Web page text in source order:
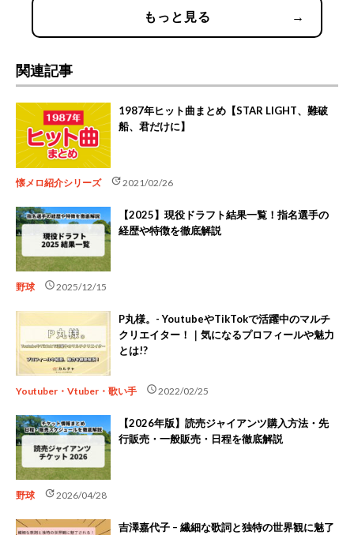
もっと見る →
関連記事
1987年ヒット曲まとめ【STAR LIGHT、難破
船、君だけに】
懐メロ紹介シリーズ update2021/02/26
【2025】現役ドラフト結果一覧！指名選手の
経歴や特徴を徹底解説
野球 schedule2025/12/15
P丸様。- YoutubeやTikTokで活躍中のマルチ
クリエイター！｜気になるプロフィールや魅力
とは!?
Youtuber・Vtuber・歌い手 schedule2022/02/25
【2026年版】読売ジャイアンツ購入方法・先
行販売・一般販売・日程を徹底解説
野球 update2026/04/28
吉澤嘉代子 – 繊細な歌詞と独特の世界観に魅了